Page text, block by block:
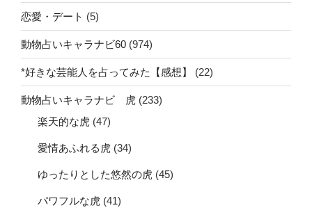
恋愛・デート (5)
動物占いキャラナビ60 (974)
*好きな芸能人を占ってみた【感想】 (22)
動物占いキャラナビ 虎 (233)
楽天的な虎 (47)
愛情あふれる虎 (34)
ゆったりとした悠然の虎 (45)
パワフルな虎 (41)